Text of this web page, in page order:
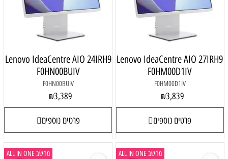
Lenovo IdeaCentre AIO 27IRH9
F0HM00D1IV
F0HM00D1IV
₪3,839
פרטים נוספים
Lenovo IdeaCentre AIO 24IRH9
F0HN00BUIV
F0HN00BUIV
₪3,389
פרטים נוספים
מחשב ALL IN ONE מחשב ALL IN ONE